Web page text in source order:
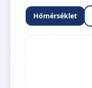
Hőmérséklet